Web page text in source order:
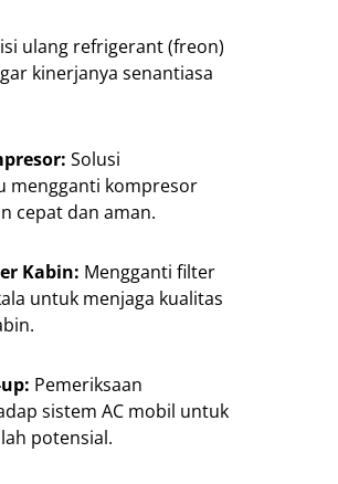
ulang refrigerant (freon)
kinerjanya senantiasa
Solusi
mengganti kompresor
cepat dan aman.
Kabin: Mengganti filter
untuk menjaga kualitas
Pemeriksaan
sistem AC mobil untuk
potensial.